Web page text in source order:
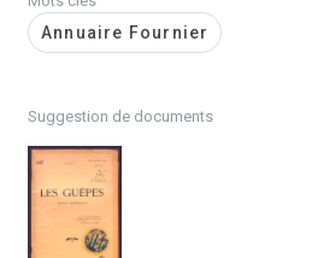
Annuaire Fournier
Suggestion de documents